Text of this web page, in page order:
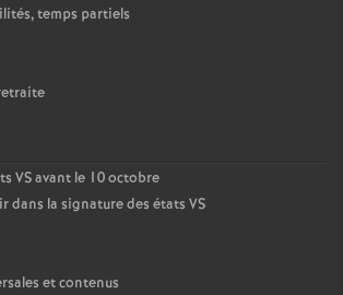
temps partiels
VSavant le 10 octobre
dans la signature des états VS
et contenus